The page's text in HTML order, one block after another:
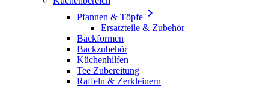
Pfannen & Töpfe 
Ersatzteile & Zubehör
Backformen
Backzubehör
Küchenhilfen
Tee Zubereitung
Raffeln & Zerkleinern